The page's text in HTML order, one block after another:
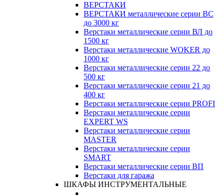
ВЕРСТАКИ
ВЕРСТАКИ металлические серии ВС
до 3000 кг
Верстаки металлические серии ВЛ до
1500 кг
Верстаки металлические WOKER до
1000 кг
Верстаки металлические серии 22 до
500 кг
Верстаки металлические серии 21 до
400 кг
Верстаки металлические серии PROFI
Верстаки металлические серии
EXPERT WS
Верстаки металлические серии
MASTER
Верстаки металлические серии
SMART
Верстаки металлические серии ВП
Верстаки для гаража
ШКАФЫ ИНСТРУМЕНТАЛЬНЫЕ